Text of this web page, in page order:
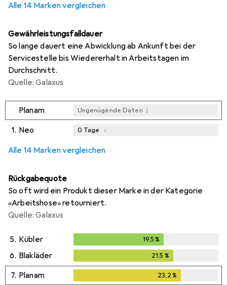
Alle 14 Marken vergleichen
Gewährleistungsfalldauer
So lange dauert eine Abwicklung ab Ankunft bei der
Servicestelle bis Wiedererhalt in Arbeitstagen im
Durchschnitt.
Quelle: Galaxus
Planam Ungenügende Daten i
1. Neo 0 Tage i
Alle 14 Marken vergleichen
Rückgabequote
So oft wird ein Produkt dieser Marke in der Kategorie
«Arbeitshose» retourniert.
Quelle: Galaxus
5. Kübler 19,5 %
6. Blakläder 21,5 %
7. Planam 23,2%